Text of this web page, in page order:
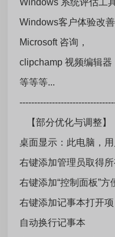
Windows 系统评估工
Windows客户体验改
Microsoft 咨询，
clipchamp 视频编辑器
等等等...
【部分优化与调整】
桌面显示：此电脑，用
右键添加管理员取得
右键添加“控制面板”方
右键添加记事本打开项
自动换行记事本